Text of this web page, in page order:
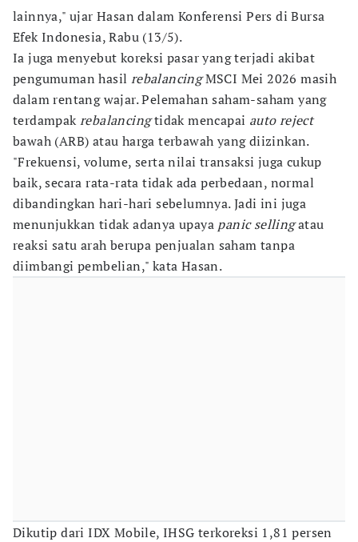
lainnya," ujar Hasan dalam Konferensi Pers di Bursa
Efek Indonesia, Rabu (13/5).
Ia juga menyebut koreksi pasar yang terjadi akibat
pengumuman hasil rebalancingMSCI Mei 2026 masih
dalam rentang wajar. Pelemahan saham-saham yang
terdampakrebalancingtidak mencapai auto reject
bawah (ARB) atau harga terbawah yang diizinkan.
"Frekuensi, volume, serta nilai transaksi juga cukup
baik, secara rata-rata tidak ada perbedaan, normal
dibandingkan hari-hari sebelumnya. Jadi ini juga
menunjukkan tidak adanya upaya panic sellingatau
reaksi satu arah berupa penjualan saham tanpa
diimbangi pembelian," kata Hasan.
Dikutip dari IDX Mobile, IHSG terkoreksi 1,81 persen